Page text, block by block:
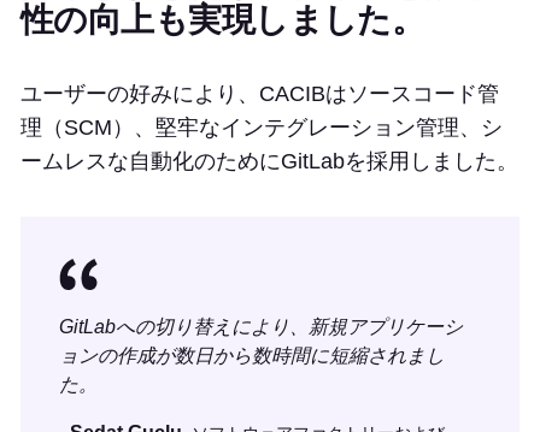
性の向上も実現しました。
ユーザーの好みにより、CACIBはソースコード管
理（SCM）、堅牢なインテグレーション管理、シ
ームレスな自動化のためにGitLabを採用しました。
GitLabへの切り替えにより、新規アプリケーシ
ョンの作成が数日から数時間に短縮されまし
た。